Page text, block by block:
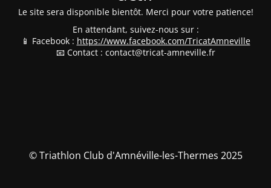
Le site sera disponible bientôt. Merci pour votre patience!
En attendant, suivez-nous sur :
📱 Facebook : https://www.facebook.com/TricatAmneville
📧 Contact : contact@tricat-amneville.fr
© Triathlon Club d'Amnéville-les-Thermes 2025